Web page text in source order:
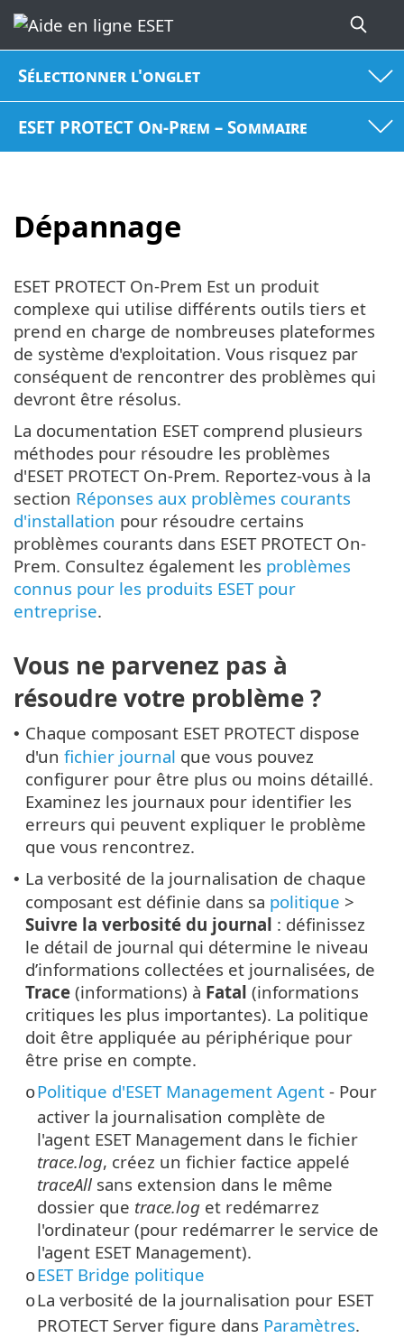
Sélectionner l'onglet
ESET PROTECT On-Prem – Sommaire
Dépannage
ESET PROTECT On-Prem Est un produit
complexe qui utilise différents outils tiers et
prend en charge de nombreuses plateformes
de système d'exploitation. Vous risquez par
conséquent de rencontrer des problèmes qui
devront être résolus.
La documentation ESET comprend plusieurs
méthodes pour résoudre les problèmes
d'ESET PROTECT On-Prem. Reportez-vous à la
section Réponses aux problèmes courants
d'installation pour résoudre certains
problèmes courants dans ESET PROTECT On-
Prem. Consultez également les problèmes
connus pour les produits ESET pour
entreprise.
Vous ne parvenez pas à
résoudre votre problème ?
• Chaque composant ESET PROTECT dispose
d'un fichier journal que vous pouvez
configurer pour être plus ou moins détaillé.
Examinez les journaux pour identifier les
erreurs qui peuvent expliquer le problème
que vous rencontrez.
• La verbosité de la journalisation de chaque
composant est définie dans sa politique >
Suivre la verbosité du journal : définissez
le détail de journal qui détermine le niveau
d’informations collectées et journalisées, de
Trace (informations) à Fatal (informations
critiques les plus importantes). La politique
doit être appliquée au périphérique pour
être prise en compte.
oPolitique d'ESET Management Agent - Pour
activer la journalisation complète de
l'agent ESET Management dans le fichier
trace.log, créez un fichier factice appelé
traceAll sans extension dans le même
dossier que trace.log et redémarrez
l'ordinateur (pour redémarrer le service de
l'agent ESET Management).
oESET Bridge politique
oLa verbosité de la journalisation pour ESET
PROTECT Server figure dans Paramètres.